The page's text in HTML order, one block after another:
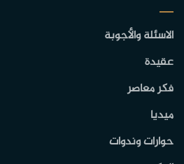
الاسئلة والأجوبة
عقيدة
فكر معاصر
ميديا
حوارات وندوات